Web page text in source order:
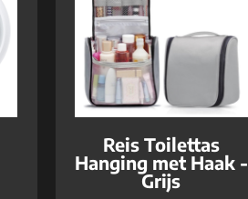
Reis Toilettas
Hanging met Haak -
Grijs